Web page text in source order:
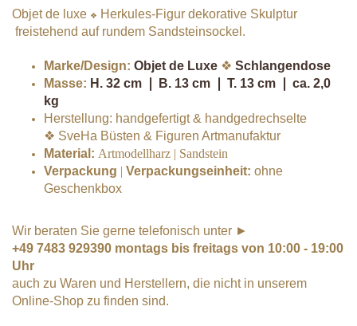
Objet de luxe ❖ Herkules-Figur dekorative Skulptur
freistehend auf rundem Sandsteinsockel.
Marke/Design: Objet de Luxe ❖ Schlangendose
Masse: H. 32 cm ❘ B. 13 cm ❘ T. 13 cm ❘ ca. 2,0
kg
Herstellung: handgefertigt & handgedrechselte
❖ SveHa Büsten & Figuren Artmanufaktur
Material: Artmodellharz | Sandstein
Verpackung | Verpackungseinheit: ohne
Geschenkbox
Wir beraten Sie gerne telefonisch unter ►
+49 7483 929390 montags bis freitags von 10:00 - 19:00
Uhr
auch zu Waren und Herstellern, die nicht in unserem
Online-Shop zu finden sind.